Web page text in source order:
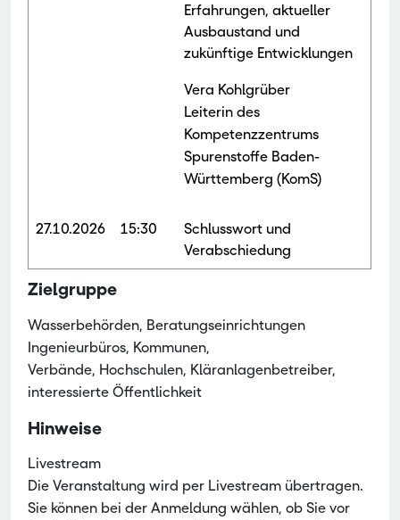
Erfahrungen, aktueller
Ausbaustand und
zukünftige Entwicklungen
Vera Kohlgrüber
Leiterin des
Kompetenzzentrums
Spurenstoffe Baden-
Württemberg (KomS)
27.10.2026 15:30
Schlusswort und
Verabschiedung
Zielgruppe
Wasserbehörden, Beratungseinrichtungen
Ingenieurbüros, Kommunen,
Verbände, Hochschulen, Kläranlagenbetreiber,
interessierte Öffentlichkeit
Hinweise
Livestream
Die Veranstaltung wird per Livestream übertragen.
Sie können bei der Anmeldung wählen, ob Sie vor